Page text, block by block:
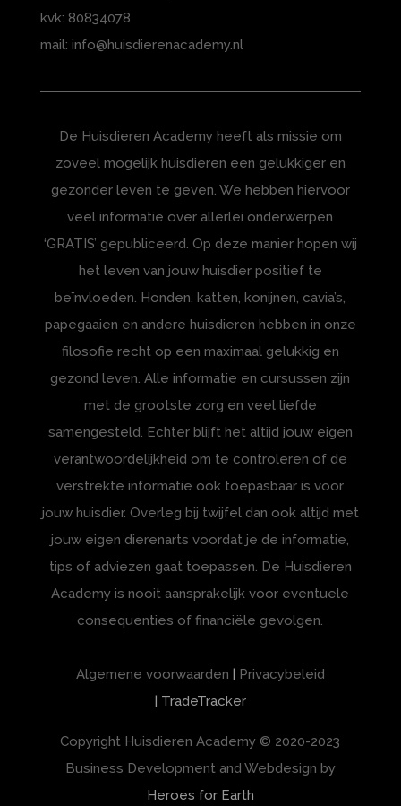
kvk: 80834078
mail: info@huisdierenacademy.nl
De Huisdieren Academy heeft als missie om
zoveel mogelijk huisdieren een gelukkiger en
gezonder leven te geven. We hebben hiervoor
veel informatie over allerlei onderwerpen
‘GRATIS’ gepubliceerd. Op deze manier hopen wij
het leven van jouw huisdier positief te
beïnvloeden. Honden, katten, konijnen, cavia’s,
papegaaien en andere huisdieren hebben in onze
filosofie recht op een maximaal gelukkig en
gezond leven. Alle informatie en cursussen zijn
met de grootste zorg en veel liefde
samengesteld. Echter blijft het altijd jouw eigen
verantwoordelijkheid om te controleren of de
verstrekte informatie ook toepasbaar is voor
jouw huisdier. Overleg bij twijfel dan ook altijd met
jouw eigen dierenarts voordat je de informatie,
tips of adviezen gaat toepassen. De Huisdieren
Academy is nooit aansprakelijk voor eventuele
consequenties of financiële gevolgen.
Algemene voorwaarden | Privacybeleid
| TradeTracker
Copyright Huisdieren Academy© 2020-2023
Business Development and Webdesign by
Heroes for Earth